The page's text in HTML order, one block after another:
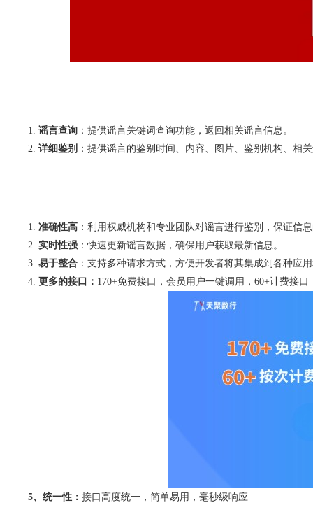
谣言查询 ：提供谣言关键词查询功能，返回相关谣言信息。
详细鉴别 ：提供谣言的鉴别时间、内容、图片、鉴别机构、相
准确性高 ：利用权威机构和专业团队对谣言进行鉴别，保证信
实时性强 ：快速更新谣言数据，确保用户获取最新信息。
易于整合 ：支持多种请求方式，方便开发者将其集成到各种应
更多的接口： 170+免费接口，会员用户一键调用，60+计费接
5、统一性： 接口高度统一，简单易用，毫秒级响应